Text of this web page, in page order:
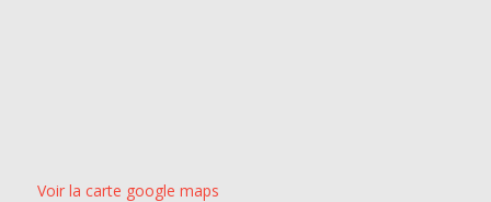
Voir la carte google maps